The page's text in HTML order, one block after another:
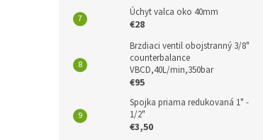
Úchyt valca oko 40mm
€28
Brzdiaci ventil obojstranný 3/8"
counterbalance
VBCD,40L/min,350bar
€95
Spojka priama redukovaná 1" -
1/2"
€3,50